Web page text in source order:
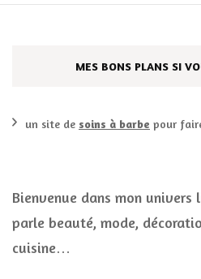
MES BONS PLANS SI
un site de soins à barbe pour
Bienvenue dans mon
parle beauté, mode,
cuisine…